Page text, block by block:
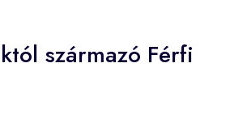
származó Férfi